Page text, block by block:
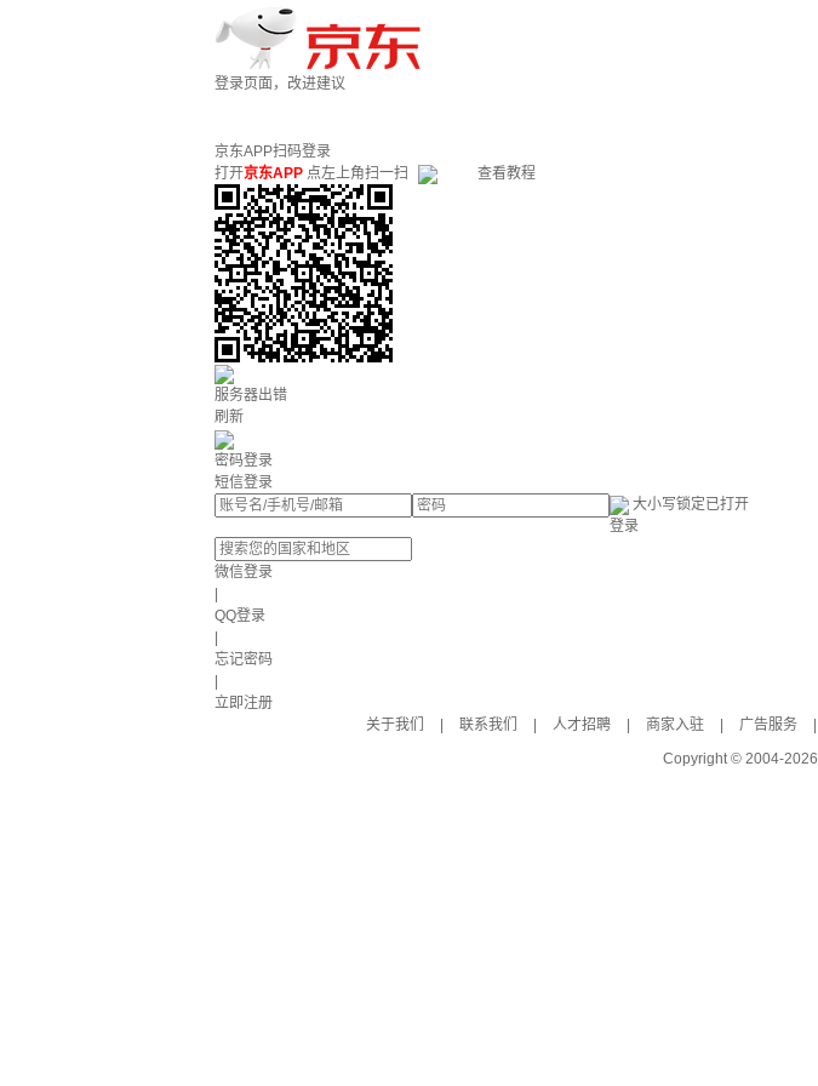
登录页面，改进建议
京东APP扫码登录
打开京东APP 点左上角扫一扫 查看教程
服务器出错
刷新
密码登录
短信登录
大小写锁定已打开
登录
微信登录
QQ登录
忘记密码
立即注册
关于我们
联系我们 人才招聘 商家入驻 广告服务
Copyright © 2004-2026